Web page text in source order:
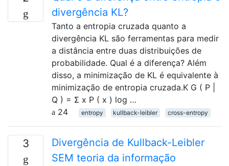
divergência KL?
Tanto a entropia cruzada quanto a
divergência KL são ferramentas para medir
a distância entre duas distribuições de
probabilidade. Qual é a diferença? Além
disso, a minimização de KL é equivalente à
minimização de entropia cruzada.K G ( P |
Q ) = Σ x P ( x ) log …
24
entropy kullback-leibler cross-entropy
3
Divergência de Kullback-Leibler
SEM teoria da informação